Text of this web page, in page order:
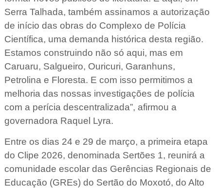
Serra Talhada, também assinamos a autorização
de início das obras do Complexo de Polícia
Científica, uma demanda histórica desta região.
Estamos construindo não só aqui, mas em
Caruaru, Salgueiro, Ouricuri, Garanhuns,
Petrolina e Floresta. E com isso permitimos a
melhoria das nossas investigações de polícia
com a perícia descentralizada”, afirmou a
governadora Raquel Lyra.
Entre os dias 24 e 29 de março, a primeira etapa
do Clipe 2026, denominada Sertões 1, reunirá a
comunidade escolar das Gerências Regionais de
Educação (GREs) do Sertão do Moxotó, do Alto